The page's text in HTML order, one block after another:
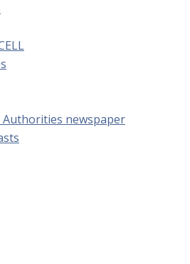
Authorities newspaper